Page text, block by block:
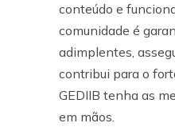
conteúdo e
comunidade é
adimplentes,
contribui para o
GEDIIB tenha as
em mãos.